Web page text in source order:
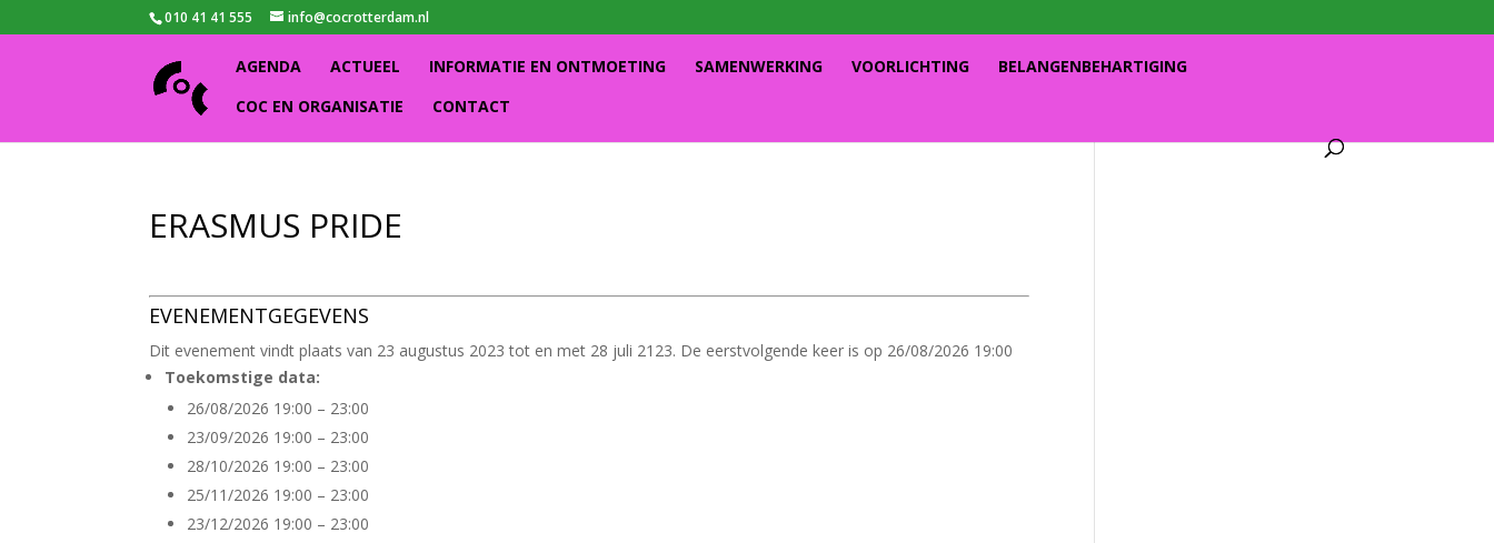
010 41 41 555 info@cocrotterdam.nl
AGENDA ACTUEEL INFORMATIE EN ONTMOETING SAMENWERKING VOORLICHTING
BELANGENBEHARTIGING
COC EN ORGANISATIE
CONTACT
ERASMUS PRIDE
EVENEMENTGEGEVENS
Dit evenement vindt plaats van 23 augustus 2023 tot en met 28 juli 2123. De eerstvolgende keer is op 26/08/2026 19:00
Toekomstige data:
26/08/2026 19:00 – 23:00
23/09/2026 19:00 – 23:00
28/10/2026 19:00 – 23:00
25/11/2026 19:00 – 23:00
23/12/2026 19:00 – 23:00